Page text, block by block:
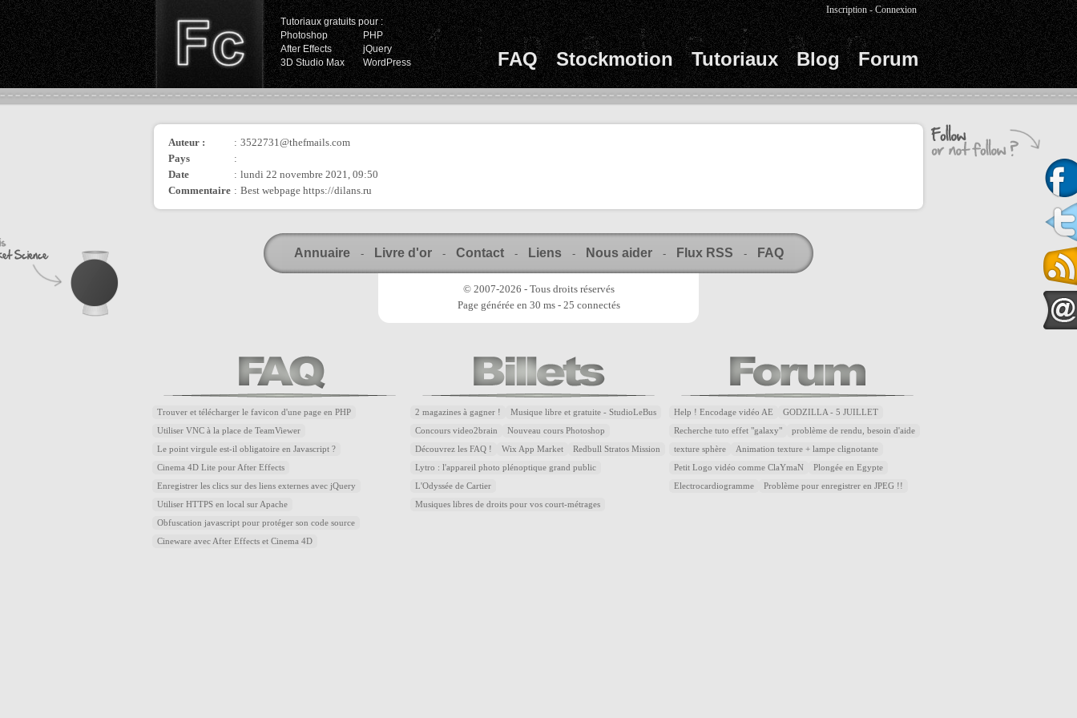
Tutoriaux gratuits pour :
Photoshop
PHP
After Effects
jQuery
3D Studio Max
WordPress FAQ Stockmotion Tutoriaux Blog Forum
Inscription -Connexion
Auteur : : 3522731@thefmails.com
Pays
:
Date
: lundi 22 novembre 2021, 09:50
Commentaire : Best webpage https://dilans.ru
Annuaire - Livre d'or - Contact - Liens - Nous aider - Flux RSS - FAQ
© 2007-2026 - Tous droits réservés
Page générée en 30 ms - 25 connectés
Trouver et télécharger le favicon d'une page en PHP
Utiliser VNC à la place de TeamViewer
Le point virgule est-il obligatoire en Javascript ?
Cinema 4D Lite pour After Effects
Enregistrer les clics sur des liens externes avec jQuery
Utiliser HTTPS en local sur Apache
Obfuscation javascript pour protéger son code source
Cineware avec After Effects et Cinema 4D
2 magazines à gagner ! Musique libre et gratuite - StudioLeBus
Concours video2brain Nouveau cours Photoshop
Découvrez les FAQ ! Wix App Market Redbull Stratos Mission
Lytro : l'appareil photo plénoptique grand public
L'Odyssée de Cartier
Musiques libres de droits pour vos court-métrages
Help ! Encodage vidéo AE GODZILLA - 5 JUILLET
Recherche tuto effet "galaxy" problème de rendu, besoin d'aide
texture sphère Animation texture + lampe clignotante
Petit Logo vidéo comme ClaYmaN Plongée en Egypte
Electrocardiogramme Problème pour enregistrer en JPEG !!